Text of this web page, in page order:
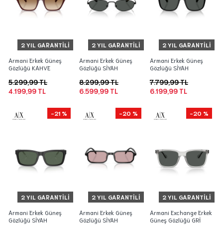
2 YIL GARANTILI
Armani Erkek Güneş
Gözlüğü KAHVE
4.199,99 TL
5.299,99 TL
2 YIL GARANTILI
Armani Erkek Güneş
Gözlüğü SİYAH
6.599,99 TL
8.299,99 TL
2 YIL GARANTILI
Armani Erkek Güneş
Gözlüğü SİYAH
6.199,99 TL
7.799,99 TL
2 YIL GARANTILI
-21 %
Armani Erkek Güneş
Gözlüğü SİYAH
2 YIL GARANTILI
-20 %
Armani Erkek Güneş
Gözlüğü SİYAH
2 YIL GARANTILI
-20 %
Armani Exchange Erkek
Güneş Gözlüğü GRİ